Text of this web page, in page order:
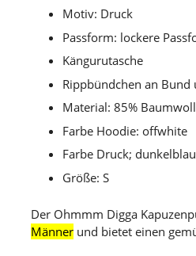
Motiv: Druck
Passform: lockere
Kängurutasche
Rippbündchen an
Material: 85%
Farbe Hoodie: offwhite
Farbe Druck;
Größe: S
Der Ohmmm Digga
Männer und bietet einen